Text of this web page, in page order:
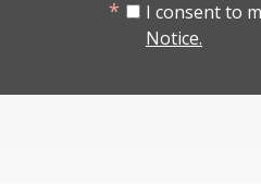
I consent to
Notice.